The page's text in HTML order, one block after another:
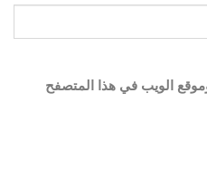
الويب في هذا المتصفح